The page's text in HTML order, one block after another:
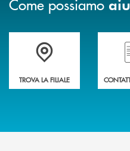
Come possiamo
Accedi all' elenco completo delle
TROVA LA FILIALE
Hai